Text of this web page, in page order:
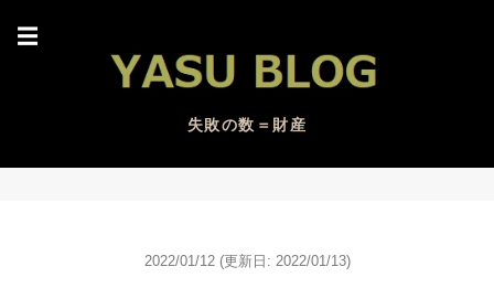
☰
失敗の数＝財産
2022/01/12 (更新日: 2022/01/13)